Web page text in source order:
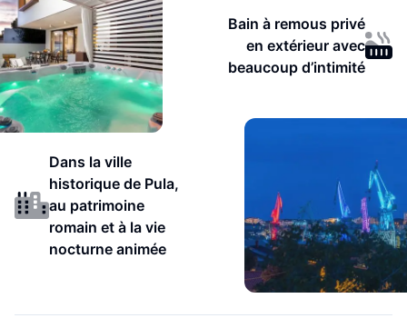
Bain à remous privé
en extérieur avec
beaucoup d’intimité
Dans la ville
historique de Pula,
au patrimoine
romain et à la vie
nocturne animée